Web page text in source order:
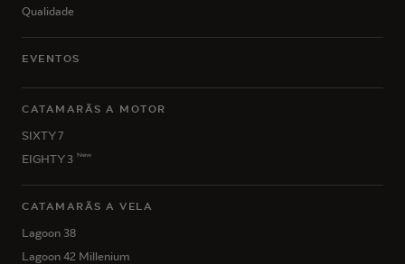
Qualidade
EVENTOS
CATAMARÃS A MOTOR
SIXTY 7
EIGHTY 3 New
CATAMARÃS A VELA
Lagoon 38
Lagoon 42 Millenium